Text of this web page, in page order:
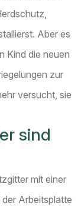
Aber es
Kind die neuen
zur
versucht, sie
sind
mit einer
Arbeitsplatte